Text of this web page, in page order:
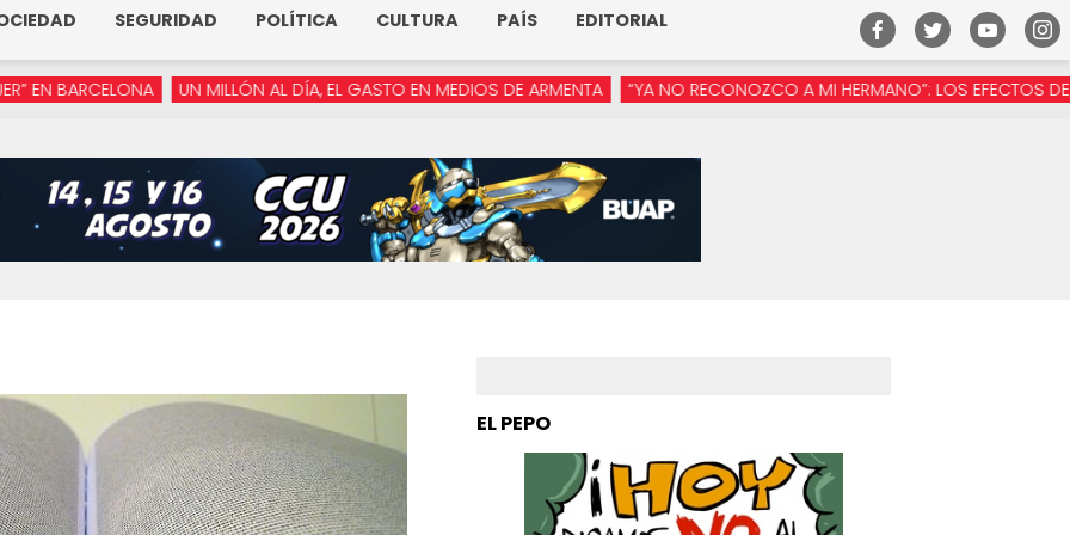
SEGURIDAD POLÍTICA CULTURA PAÍS
EDITORIAL
UN MILLÓN AL DÍA, EL GASTO EN MEDIOS DE ARMENTA “YA NO RECONOZCO A MI HERMANO”: LOS EFECTOS DE LA
EL PEPO